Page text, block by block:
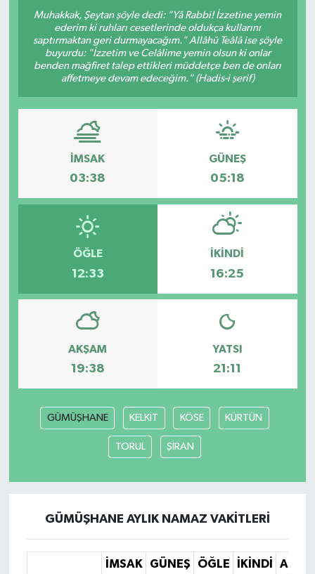
Muhakkak, Şeytan şöyle dedi: "Yâ Rabbi! İzzetine yemin
ederim ki ruhları cesetlerinde oldukça kullarını
saptırmaktan geri durmayacağım." Allâhü Teâlâ ise şöyle
buyurdu: "İzzetim ve Celâlime yemin olsun ki onlar
benden mağfiret talep ettikleri müddetçe ben de onları
affetmeye devam edeceğim." (Hadis-i şerif)
İMSAK
03:38
GÜNEŞ
05:18
ÖĞLE
12:33
İKINDI
16:25
AKŞAM
19:38
YATSI
21:11
GÜMÜŞHANE KELKİT KÖSE KÜRTÜN
TORUL ŞİRAN
GÜMÜŞHANE AYLIK NAMAZ VAKITLERI
İMSAK GÜNEŞ ÖĞLE İKINDI